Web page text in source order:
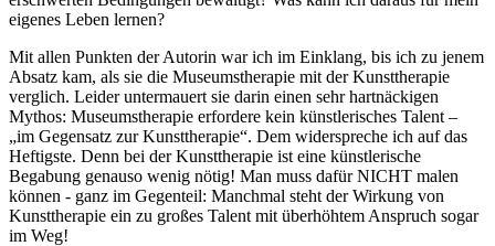
eigenes Leben lernen?
Mit allen Punkten der Autorin war ich im Einklang, bis ich zu jenem
Absatz kam, als sie die Museumstherapie mit der Kunsttherapie
verglich. Leider untermauert sie darin einen sehr hartnäckigen
Mythos: Museumstherapie erfordere kein künstlerisches Talent –
„im Gegensatz zur Kunsttherapie“. Dem widerspreche ich auf das
Heftigste. Denn bei der Kunsttherapie ist eine künstlerische
Begabung genauso wenig nötig! Man muss dafür NICHT malen
können - ganz im Gegenteil: Manchmal steht der Wirkung von
Kunsttherapie ein zu großes Talent mit überhöhtem Anspruch sogar
im Weg!